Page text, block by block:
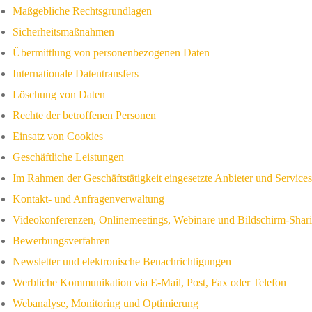
Maßgebliche Rechtsgrundlagen
Sicherheitsmaßnahmen
Übermittlung von personenbezogenen Daten
Internationale Datentransfers
Löschung von Daten
Rechte der betroffenen Personen
Einsatz von Cookies
Geschäftliche Leistungen
Im Rahmen der Geschäftstätigkeit eingesetzte Anbieter und Services
Kontakt- und Anfragenverwaltung
Videokonferenzen, Onlinemeetings, Webinare und Bildschirm-
Bewerbungsverfahren
Newsletter und elektronische Benachrichtigungen
Werbliche Kommunikation via E-Mail, Post, Fax oder Telefon
Webanalyse, Monitoring und Optimierung